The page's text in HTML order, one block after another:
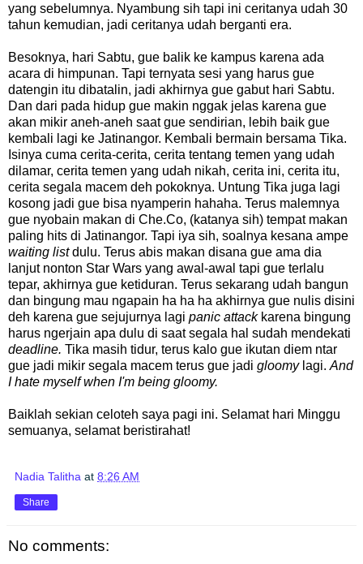
yang sebelumnya. Nyambung sih tapi ini ceritanya udah 30
tahun kemudian, jadi ceritanya udah berganti era.
Besoknya, hari Sabtu, gue balik ke kampus karena ada
acara di himpunan. Tapi ternyata sesi yang harus gue
datengin itu dibatalin, jadi akhirnya gue gabut hari Sabtu.
Dan dari pada hidup gue makin nggak jelas karena gue
akan mikir aneh-aneh saat gue sendirian, lebih baik gue
kembali lagi ke Jatinangor. Kembali bermain bersama Tika.
Isinya cuma cerita-cerita, cerita tentang temen yang udah
dilamar, cerita temen yang udah nikah, cerita ini, cerita itu,
cerita segala macem deh pokoknya. Untung Tika juga lagi
kosong jadi gue bisa nyamperin hahaha. Terus malemnya
gue nyobain makan di Che.Co, (katanya sih) tempat makan
paling hits di Jatinangor. Tapi iya sih, soalnya kesana ampe
waiting listdulu. Terus abis makan disana gue ama dia
lanjut nonton Star Wars yang awal-awal tapi gue terlalu
tepar, akhirnya gue ketiduran. Terus sekarang udah bangun
dan bingung mau ngapain ha ha ha akhirnya gue nulis disini
deh karena gue sejujurnya lagi panic attackkarena bingung
harus ngerjain apa dulu di saat segala hal sudah mendekati
deadline. Tika masih tidur, terus kalo gue ikutan diem ntar
gue jadi mikir segala macem terus gue jadi gloomylagi. And
I hate myself when I'm being gloomy.
Baiklah sekian celoteh saya pagi ini. Selamat hari Minggu
semuanya, selamat beristirahat!
Nadia Talitha at 8:26 AM
Share
No comments: